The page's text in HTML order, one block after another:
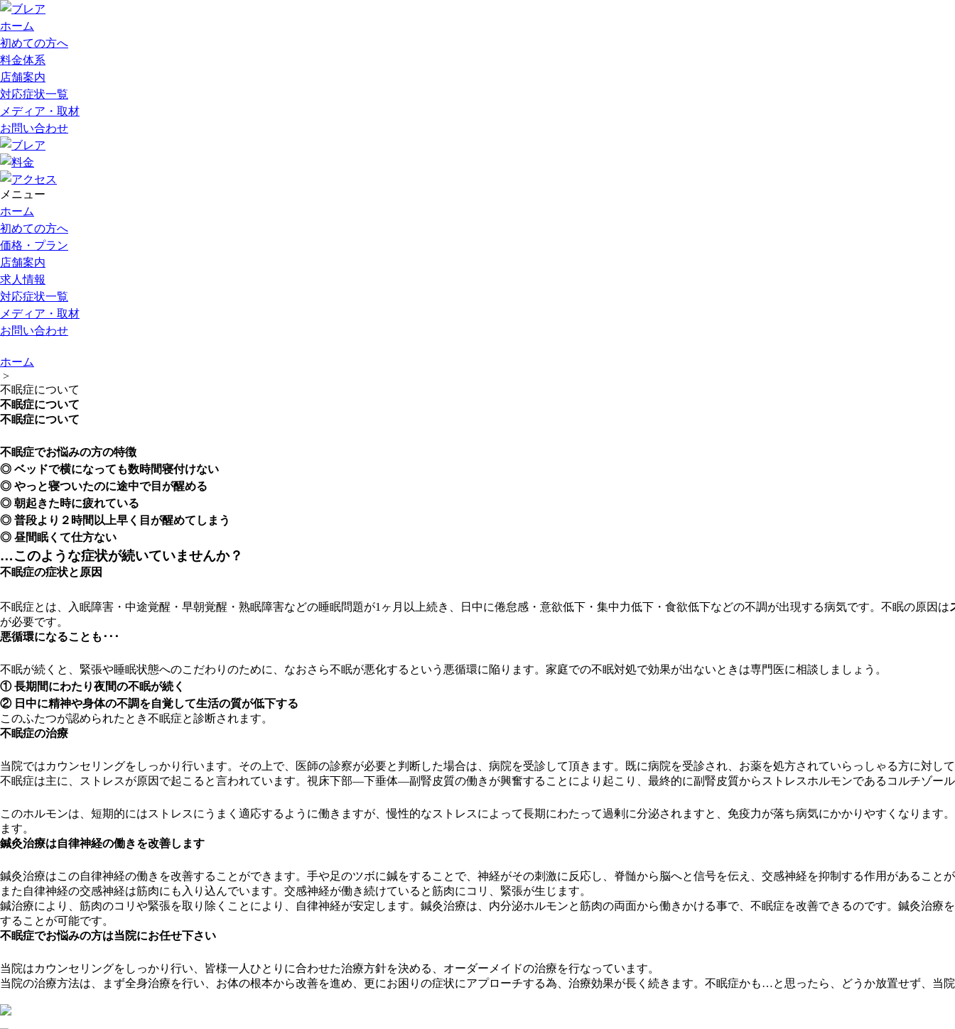
ホーム
初めての方へ
料金体系
店舗案内
対応症状一覧
メディア・取材
お問い合わせ
メニュー
ホーム
初めての方へ
価格・プラン
店舗案内
求人情報
対応症状一覧
メディア・取材
お問い合わせ
ホーム
>
不眠症について
不眠症について
不眠症について
不眠症でお悩みの方の特徴
◎ ベッドで横になっても数時間寝付けない
◎ やっと寝ついたのに途中で目が醒める
◎ 朝起きた時に疲れている
◎ 普段より２時間以上早く目が醒めてしまう
◎ 昼間眠くて仕方ない
…このような症状が続いていませんか？
不眠症の症状と原因
不眠症とは、入眠障害・中途覚醒・早朝覚醒・熟眠障害などの睡眠問題が1ヶ月以上続き、日中に倦怠感・意欲低下・集中力低下・食欲低下などの不調が出現する病気です。不眠の原因は
が必要です。
悪循環になることも･･･
不眠が続くと、緊張や睡眠状態へのこだわりのために、なおさら不眠が悪化するという悪循環に陥ります。家庭での不眠対処で効果が出ないときは専門医に相談しましょう。
① 長期間にわたり夜間の不眠が続く
② 日中に精神や身体の不調を自覚して生活の質が低下する
このふたつが認められたとき不眠症と診断されます。
不眠症の治療
当院ではカウンセリングをしっかり行います。その上で、医師の診察が必要と判断した場合は、病院を受診して頂きます。既に病院を受診され、お薬を処方されていらっしゃる方に対し
不眠症は主に、ストレスが原因で起こると言われています。視床下部―下垂体―副腎皮質の働きが興奮することにより起こり、最終的に副腎皮質からストレスホルモンであるコルチゾー
このホルモンは、短期的にはストレスにうまく適応するように働きますが、慢性的なストレスによって長期にわたって過剰に分泌されますと、免疫力が落ち病気にかかりやすくなりま
ます。
鍼灸治療は自律神経の働きを改善します
鍼灸治療はこの自律神経の働きを改善することができます。手や足のツボに鍼をすることで、神経がその刺激に反応し、脊髄から脳へと信号を伝え、交感神経を抑制する作用があること
また自律神経の交感神経は筋肉にも入り込んでいます。交感神経が働き続けていると筋肉にコリ、緊張が生じます。
鍼治療により、筋肉のコリや緊張を取り除くことにより、自律神経が安定します。鍼灸治療は、内分泌ホルモンと筋肉の両面から働きかける事で、不眠症を改善できるのです。鍼灸治
することが可能です。
不眠症でお悩みの方は当院にお任せ下さい
当院はカウンセリングをしっかり行い、皆様一人ひとりに合わせた治療方針を決める、オーダーメイドの治療を行なっています。
当院の治療方法は、まず全身治療を行い、お体の根本から改善を進め、更にお困りの症状にアプローチする為、治療効果が長く続きます。不眠症かも…と思ったら、どうか放置せず、当